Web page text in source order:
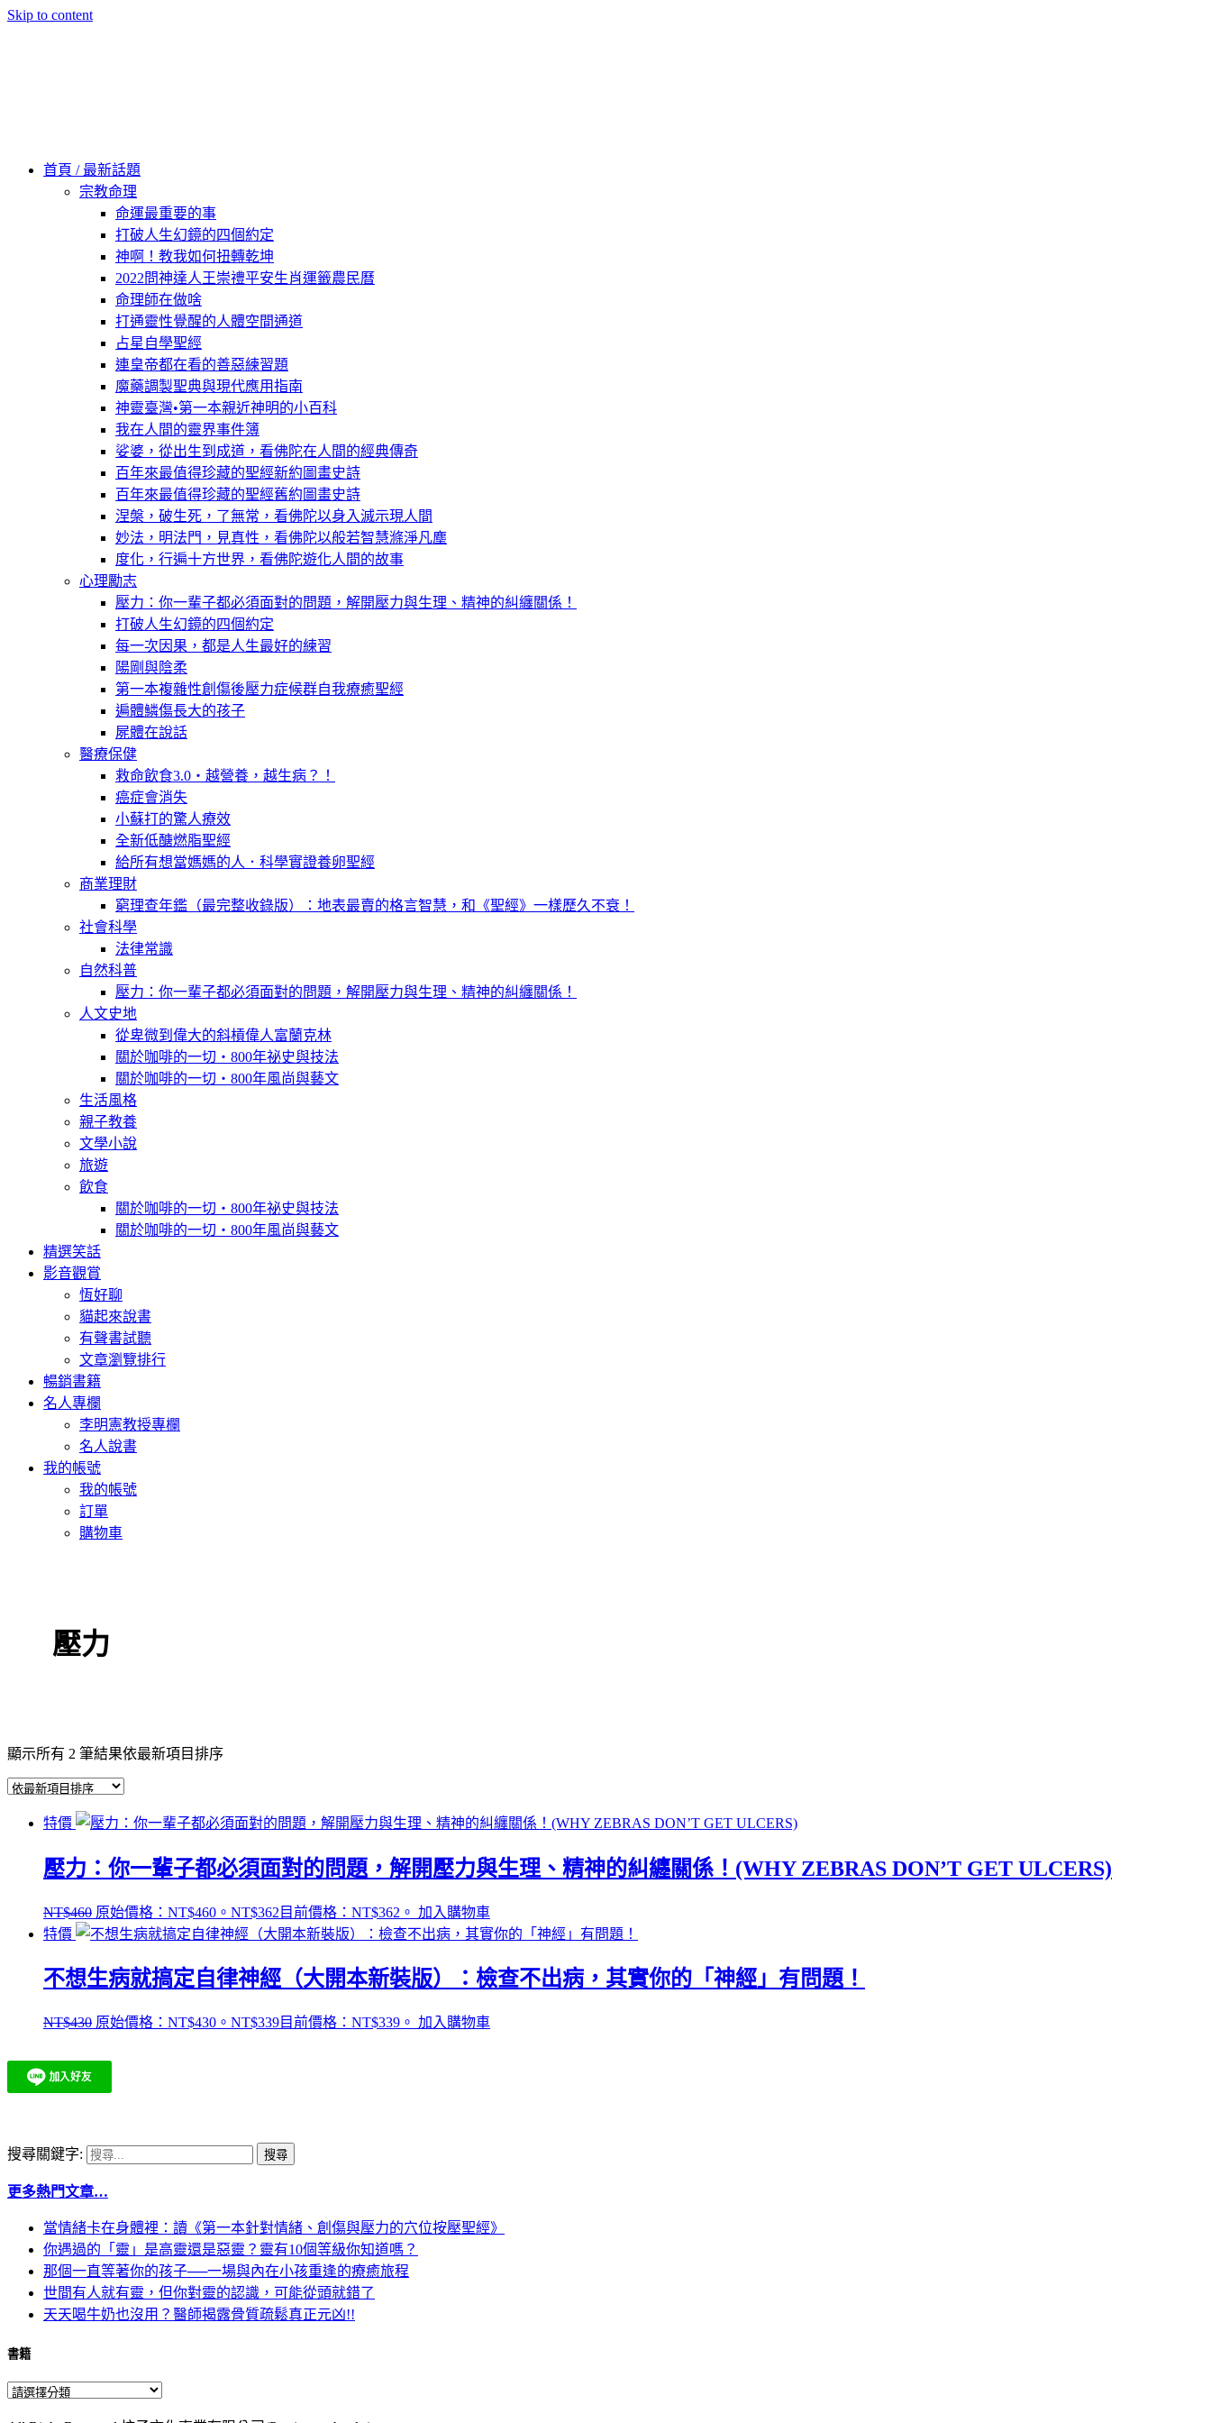
Skip to content
首頁 / 最新話題
宗教命理
命運最重要的事
打破人生幻鏡的四個約定
神啊！教我如何扭轉乾坤
2022問神達人王崇禮平安生肖運籤農民曆
命理師在做啥
打通靈性覺醒的人體空間通道
占星自學聖經
連皇帝都在看的善惡練習題
魔藥調製聖典與現代應用指南
神靈臺灣•第一本親近神明的小百科
我在人間的靈界事件簿
娑婆，從出生到成道，看佛陀在人間的經典傳奇
百年來最值得珍藏的聖經新約圖畫史詩
百年來最值得珍藏的聖經舊約圖畫史詩
涅槃，破生死，了無常，看佛陀以身入滅示現人間
妙法，明法門，見真性，看佛陀以般若智慧滌淨凡塵
度化，行遍十方世界，看佛陀遊化人間的故事
心理勵志
壓力：你一輩子都必須面對的問題，解開壓力與生理、精神的糾纏關係！
打破人生幻鏡的四個約定
每一次因果，都是人生最好的練習
陽剛與陰柔
第一本複雜性創傷後壓力症候群自我療癒聖經
遍體鱗傷長大的孩子
屍體在說話
醫療保健
救命飲食3.0‧越營養，越生病？！
癌症會消失
小蘇打的驚人療效
全新低醣燃脂聖經
給所有想當媽媽的人．科學實證養卵聖經
商業理財
窮理查年鑑（最完整收錄版）：地表最賣的格言智慧，和《聖經》一樣歷久不衰！
社會科學
法律常識
自然科普
壓力：你一輩子都必須面對的問題，解開壓力與生理、精神的糾纏關係！
人文史地
從卑微到偉大的斜槓偉人富蘭克林
關於咖啡的一切‧800年祕史與技法
關於咖啡的一切‧800年風尚與藝文
生活風格
親子教養
文學小說
旅遊
飲食
關於咖啡的一切‧800年祕史與技法
關於咖啡的一切‧800年風尚與藝文
精選笑話
影音觀賞
恆好聊
貓起來說書
有聲書試聽
文章瀏覽排行
暢銷書籍
名人專欄
李明憲教授專欄
名人說書
我的帳號
我的帳號
訂單
購物車
壓力
顯示所有 2 筆結果依最新項目排序
特價
壓力：你一輩子都必須面對的問題，解開壓力與生理、精神的糾纏關係！(WHY ZEBRAS DON’T GET ULCERS)
NT$460 原始價格：NT$460。 NT$362 目前價格：NT$362。 加入購物車
特價
不想生病就搞定自律神經（大開本新裝版）：檢查不出病，其實你的「神經」有問題！
NT$430 原始價格：NT$430。 NT$339目前價格：NT$339。 加入購物車
搜尋關鍵字:
更多熱門文章…
當情緒卡在身體裡：讀《第一本針對情緒、創傷與壓力的穴位按壓聖經》
你遇過的「靈」是高靈還是惡靈？靈有10個等級你知道嗎？
那個一直等著你的孩子──一場與內在小孩重逢的療癒旅程
世間有人就有靈，但你對靈的認識，可能從頭就錯了
天天喝牛奶也沒用？醫師揭露骨質疏鬆真正元凶!!
書籍